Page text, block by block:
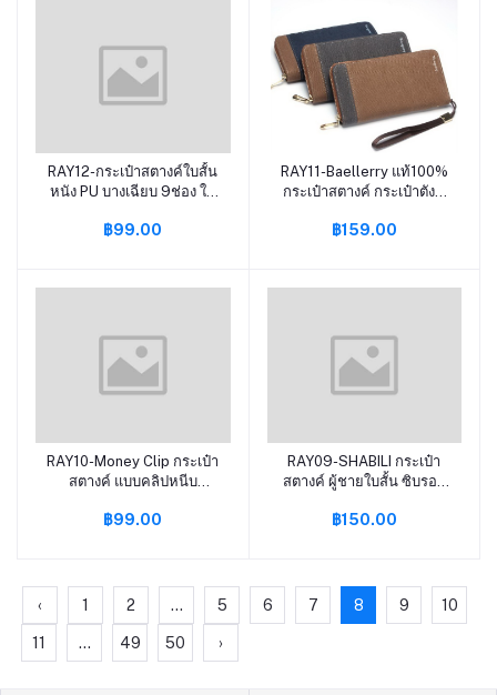
หยิบใส่ตะกร้า
RAY12-กระเป๋าสตางค์ใบสั้น
หนัง PU บางเฉียบ 9ช่อง ใส่
Silm wallet P-04
฿99.00
หยิบใส่ตะกร้า
RAY11-Baellerry แท้100%
กระเป๋าสตางค์ กระเป๋าตังค์
฿159.00
หยิบใส่ตะกร้า
RAY10-Money Clip กระเป๋า
สตางค์ แบบคลิปหนีบ
฿99.00
หยิบใส่ตะกร้า
RAY09-SHABILI กระเป๋า
สตางค์ ผู้ชายใบสั้น ซิบรอบ
฿150.00
‹ 1 2 ... 5 6 7 8 9 10
11 ... 49 50 ›